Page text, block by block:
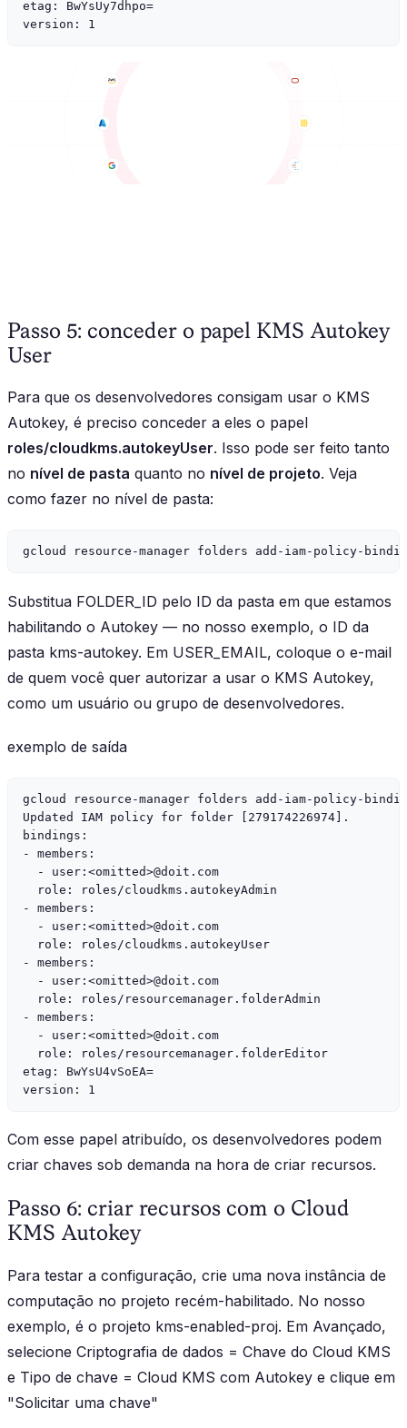
etag: BwYsUy7dhpo=
Passo 5: conceder o papel KMS Autokey
User
Para que os desenvolvedores consigam usar o KMS
Autokey, é preciso conceder a eles o papel
roles/cloudkms.autokeyUser. Isso pode ser feito tanto
no nível de pasta quanto no nível de projeto. Veja
como fazer no nível de pasta:
Substitua FOLDER_ID pelo ID da pasta em que estamos
habilitando o Autokey — no nosso exemplo, o ID da
pasta kms-autokey. Em USER_EMAIL, coloque o e-mail
de quem você quer autorizar a usar o KMS Autokey,
como um usuário ou grupo de desenvolvedores.
exemplo de saída
gcloud resource-manager folders add-iam-policy-
Updated IAM policy for folder [279174226974].
bindings:
- members:
  - user:<omitted>@doit.com
  role: roles/cloudkms.autokeyAdmin
- members:
  - user:<omitted>@doit.com
  role: roles/cloudkms.autokeyUser
- members:
  - user:<omitted>@doit.com
  role: roles/resourcemanager.folderAdmin
- members:
  - user:<omitted>@doit.com
  role: roles/resourcemanager.folderEditor
etag: BwYsU4vSoEA=
Com esse papel atribuído, os desenvolvedores podem
criar chaves sob demanda na hora de criar recursos.
Passo 6: criar recursos com o Cloud
KMS Autokey
Para testar a configuração, crie uma nova instância de
computação no projeto recém-habilitado. No nosso
exemplo, é o projeto kms-enabled-proj. Em Avançado,
selecione Criptografia de dados = Chave do Cloud KMS
e Tipo de chave = Cloud KMS com Autokey e clique em
"Solicitar uma chave"